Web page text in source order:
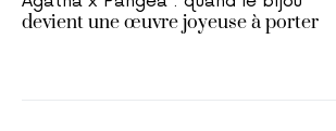
devient une œuvre joyeuse à porter